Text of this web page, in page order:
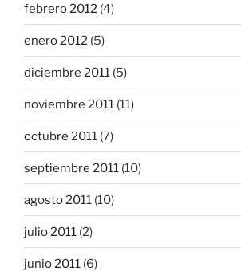
febrero 2012 (4)
enero 2012 (5)
diciembre 2011 (5)
noviembre 2011 (11)
octubre 2011 (7)
septiembre 2011 (10)
agosto 2011 (10)
julio 2011 (2)
junio 2011 (6)